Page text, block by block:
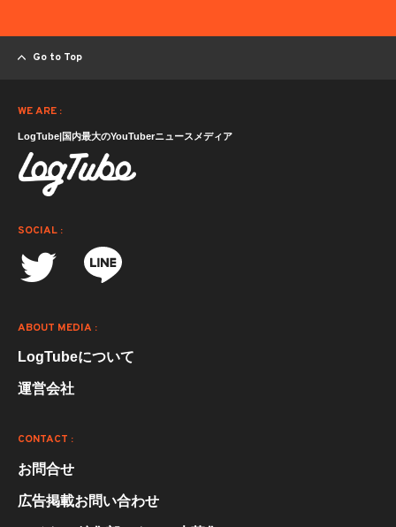
Go to Top
WE ARE :
LogTube|国内最大のYouTuberニュースメディア
SOCIAL :
ABOUT MEDIA :
LogTubeについて
運営会社
CONTACT :
お問合せ
広告掲載お問い合わせ